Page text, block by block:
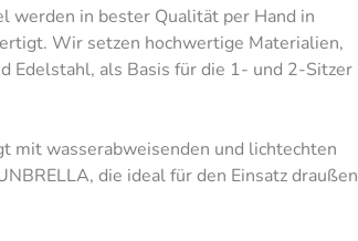
werden in bester Qualität per Hand in
Wir setzen hochwertige Materialien,
Edelstahl, als Basis für die 1- und 2-Sitzer
mit wasserabweisenden und lichtechten
die ideal für den Einsatz draußen